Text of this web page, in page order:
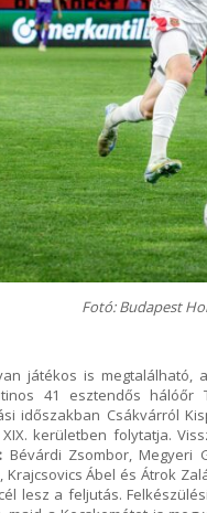
Fotó: Budapest
játékos is megtalálható,
41 esztendős hálóőr
időszakban Csákvárról
kerületben folytatja.
Bévárdi Zsombor, Megyeri
Krajcsovics Ábel és Átrok
lesz a feljutás.